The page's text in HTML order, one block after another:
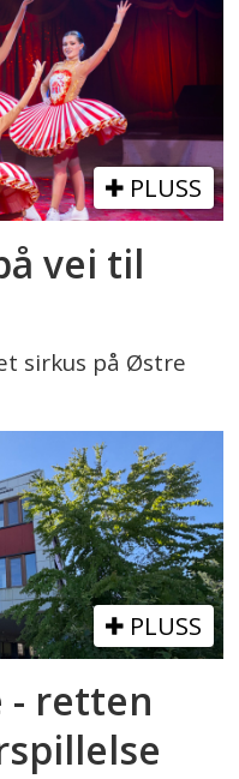
PLUSS
vei til
sirkus på Østre
PLUSS
- retten